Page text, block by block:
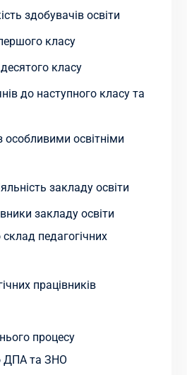
здобувачів освіти
класу
класу
до наступного класу та
особливими освітніми
закладу освіти
закладу освіти
склад педагогічних
працівників
процесу
ДПА та ЗНО